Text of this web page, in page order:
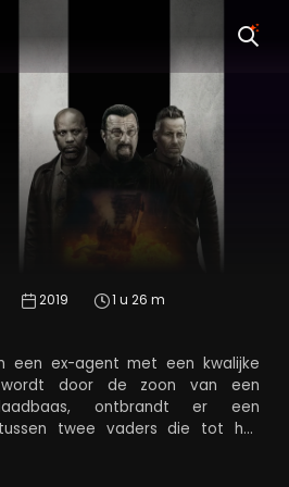
2019 1 u 26 m
een ex-agent met een kwalijke
door de zoon van een
ontbrandt er een
twee vaders die tot het
te wreken of beschermen.